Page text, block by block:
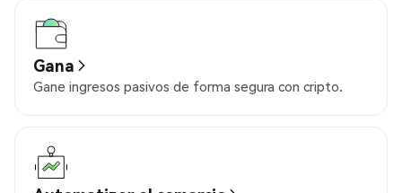
Gana
Gane ingresos pasivos de forma segura con cripto.